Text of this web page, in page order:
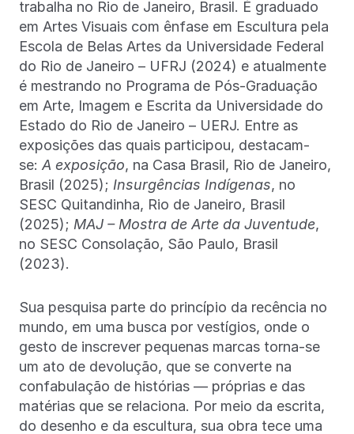
trabalha no Rio de Janeiro, Brasil. É graduado
em Artes Visuais com ênfase em Escultura pela
Escola de Belas Artes da Universidade Federal
do Rio de Janeiro – UFRJ (2024) e atualmente
é mestrando no Programa de Pós-Graduação
em Arte, Imagem e Escrita da Universidade do
Estado do Rio de Janeiro – UERJ. Entre as
exposições das quais participou, destacam-
se: A exposição, na Casa Brasil, Rio de Janeiro,
Brasil (2025); Insurgências Indígenas, no
SESC Quitandinha, Rio de Janeiro, Brasil
(2025); MAJ – Mostra de Arte da Juventude,
no SESC Consolação, São Paulo, Brasil
(2023).
Sua pesquisa parte do princípio da recência no
mundo, em uma busca por vestígios, onde o
gesto de inscrever pequenas marcas torna-se
um ato de devolução, que se converte na
confabulação de histórias — próprias e das
matérias que se relaciona. Por meio da escrita,
do desenho e da escultura, sua obra tece uma